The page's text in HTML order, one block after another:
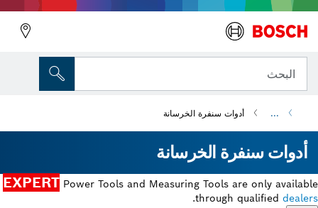
البحث
... أدوات سنفرة الخرسانة
أدوات سنفرة الخرسانة
EXPERT Power Tools and Measuring Tools are only available
through qualified dealers
.